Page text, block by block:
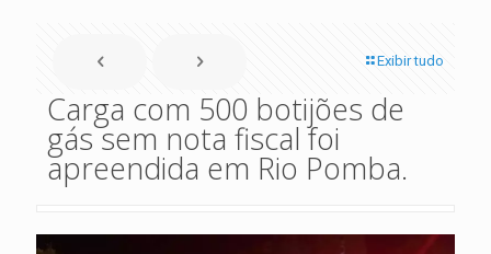
Exibir tudo
Carga com 500 botijões de
gás sem nota fiscal foi
apreendida em Rio Pomba.